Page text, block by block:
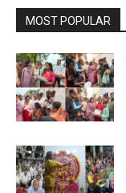
MOST POPULAR